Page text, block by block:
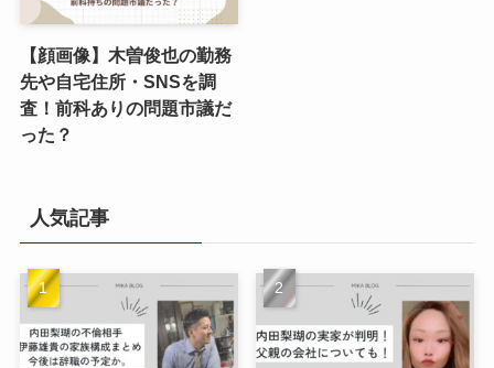
【顔画像】木曽俊也の勤務
先や自宅住所・SNSを調
査！前科ありの問題市議だ
った？
人気記事